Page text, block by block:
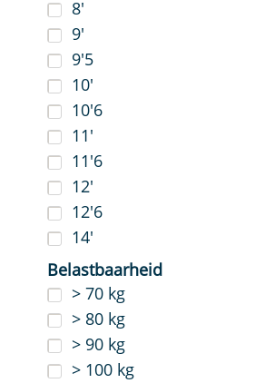
8'
9'
9'5
10'
10'6
11'
11'6
12'
12'6
14'
Belastbaarheid
> 70 kg
> 80 kg
> 90 kg
> 100 kg